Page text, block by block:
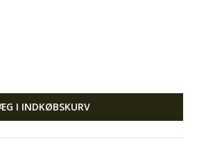
I INDKØBSKURV